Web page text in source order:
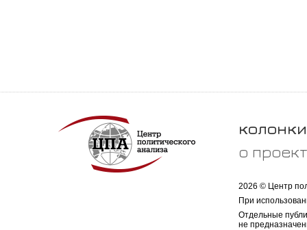
колонки
о
2026 © Центр
При
Отдельные
не